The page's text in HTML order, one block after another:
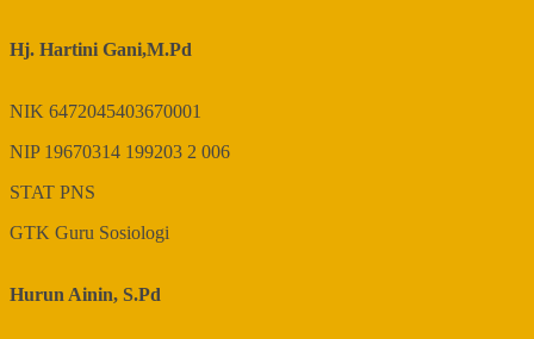
Hj. Hartini Gani,M.Pd
NIK 6472045403670001
NIP 19670314 199203 2 006
STAT PNS
GTK Guru Sosiologi
Hurun Ainin, S.Pd